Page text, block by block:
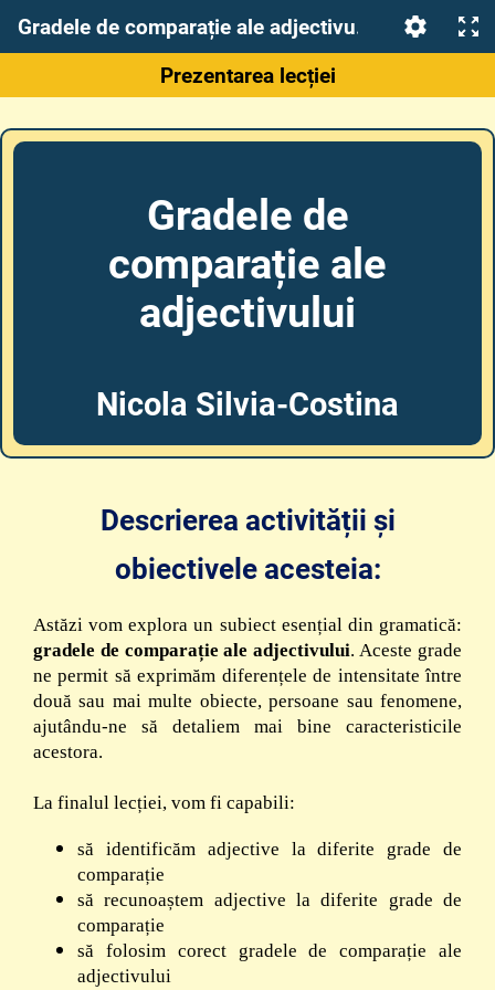
Gradele de comparație ale adjectivului
Prezentarea lecției
Gradele de
comparație ale
adjectivului
Nicola Silvia-Costina
Descrierea activității și
obiectivele acesteia:
Astăzi vom explora un subiect esențial din gramatică:
gradele de comparație ale adjectivului. Aceste grade
ne permit să exprimăm diferențele de intensitate între
două sau mai multe obiecte, persoane sau fenomene,
ajutându-ne să detaliem mai bine caracteristicile
acestora.
La finalul lecției, vom fi capabili:
să identificăm adjective la diferite grade de
comparație
să recunoaștem adjective la diferite grade de
comparație
să folosim corect gradele de comparație ale
adjectivului